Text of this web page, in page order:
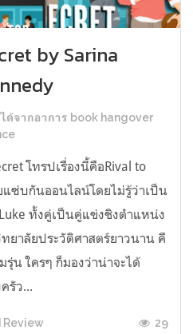
by Sarina
ด้จากอาการ book hangover
โทรปเรื่องนี้คือRival to
ซ่บกันออนไลน์โดยไม่รู้ว่าเป็น
ทั้งคู่เป็นคู่แข่งชิงตำแหน่ง
ยาลัยประวัติศาสตร์ยาวนาน คี
น ใครๆ ก็มองว่าน่าจะได้
รัว...
Review 29